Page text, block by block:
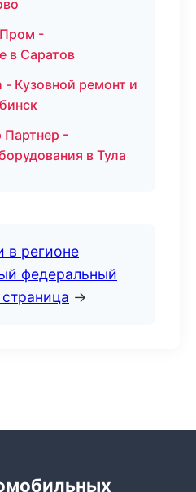
-
в Саратов
Кузовной ремонт и
Партнер -
в Тула
в регионе
федеральный
→